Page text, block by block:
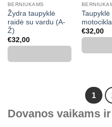
BERNIUKAMS
Žydra taupyklė
raidė su vardu (A-
Ž)
€32,00
Taupyklė
€32,00
1
Dovanos vaikams